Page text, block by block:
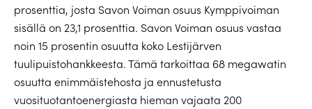
prosenttia, josta Savon Voiman osuus Kymppivoiman
sisällä on 23,1 prosenttia. Savon Voiman osuus vastaa
noin 15 prosentin osuutta koko Lestijärven
tuulipuistohankkeesta. Tämä tarkoittaa 68 megawatin
osuutta enimmäistehosta ja ennustetusta
vuosituotantoenergiasta hieman vajaata 200